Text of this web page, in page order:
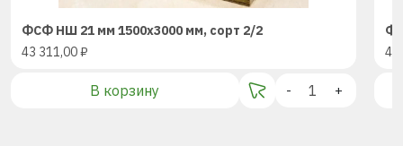
ФСФ НШ 21 мм 1500х3000 мм, сорт 2/2
43 311,00₽
В корзину - +
43